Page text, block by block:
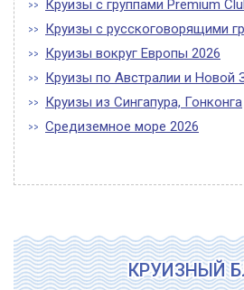
Круизы с группами Premium
Круизы с русскоговорящими
Круизы вокруг Европы 2026
Круизы по Австралии и Новой
Круизы из Сингапура, Гонконга
Средиземное море 2026
КРУИЗНЫЙ